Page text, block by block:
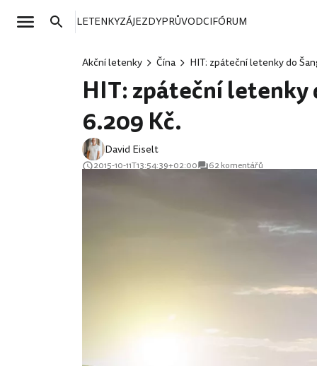
LETENKYZÁJEZDYPRŮVODCIFÓRUM
Akční letenky Čína HIT: zpáteční letenky do
HIT: zpáteční letenky
6.209 Kč.
David Eiselt
2015-10-11T13:54:39+02:00 62 komentářů